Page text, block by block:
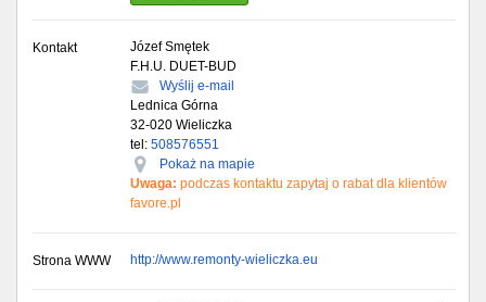
Kontakt
Józef Smętek
F.H.U. DUET-BUD
Wyślij e-mail
Lednica Górna
32-020 Wieliczka
tel: 508576551
Pokaż na mapie
Uwaga: podczas kontaktu zapytaj o rabat dla klientów
favore.pl
Strona WWW http://www.remonty-wieliczka.eu